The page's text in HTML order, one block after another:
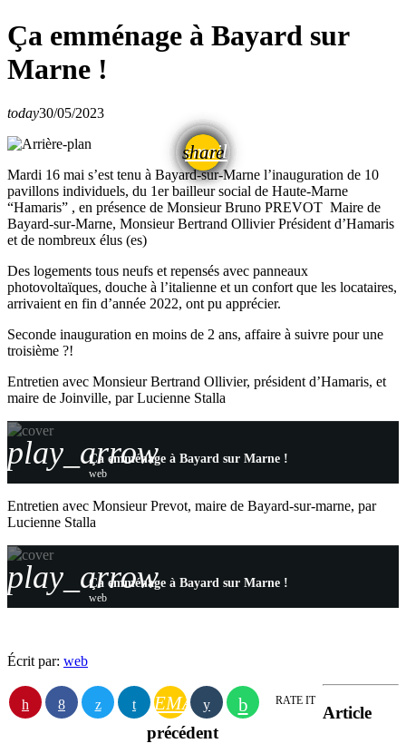
Ça emménage à Bayard sur
Marne !
today30/05/2023
share
email
Mardi 16 mai s’est tenu à Bayard-sur-Marne l’inauguration de 10
pavillons individuels, du 1er bailleur social de Haute-Marne
“Hamaris” , en présence de Monsieur Bruno PREVOT Maire de
Bayard-sur-Marne, Monsieur Bertrand Ollivier Président d’Hamaris
et de nombreux élus (es)
Des logements tous neufs et repensés avec panneaux
photovoltaïques, douche à l’italienne et un confort que les locataires,
arrivaient en fin d’année 2022, ont pu apprécier.
Seconde inauguration en moins de 2 ans, affaire à suivre pour une
troisième ?!
Entretien avec Monsieur Bertrand Ollivier, président d’Hamaris, et
maire de Joinville, par Lucienne Stalla
play_arrowÇa emménage à Bayard sur Marne !
web
Entretien avec Monsieur Prevot, maire de Bayard-sur-marne, par
Lucienne Stalla
play_arrowÇa emménage à Bayard sur Marne !
web
Écrit par: web
EMAIL RATE IT
Article
précédent